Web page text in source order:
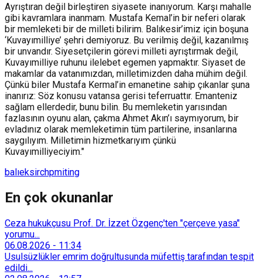
Ayrıştıran değil birleştiren siyasete inanıyorum. Karşı mahalle
gibi kavramlara inanmam. Mustafa Kemal’in bir neferi olarak
bir memleketi bir de milleti bilirim. Balıkesir’imiz için boşuna
‘Kuvayımilliye’ şehri demiyoruz. Bu verilmiş değil, kazanılmış
bir unvandır. Siyesetçilerin görevi milleti ayrıştırmak değil,
Kuvayımilliye ruhunu ilelebet egemen yapmaktır. Siyaset de
makamlar da vatanımızdan, milletimizden daha mühim değil.
Çünkü biler Mustafa Kermal’in emanetine sahip çıkanlar şuna
inanırız: Söz konusu vatansa gerisi teferruattır. Emanteniz
sağlam ellerdedir, bunu bilin. Bu memleketin yarısından
fazlasının oyunu alan, çakma Ahmet Akın’ı saymıyorum, bir
evladınız olarak memleketimin tüm partilerine, insanlarına
saygılıyım. Milletimin hizmetkarıyım çünkü
Kuvayımilliyeciyim."
balıeksirchpmiting
En çok okunanlar
Ceza hukukçusu Prof. Dr. İzzet Özgenç'ten "çerçeve yasa"
yorumu...
06.08.2026 - 11:34
Usulsüzlükler emrim doğrultusunda müfettiş tarafından tespit
edildi...